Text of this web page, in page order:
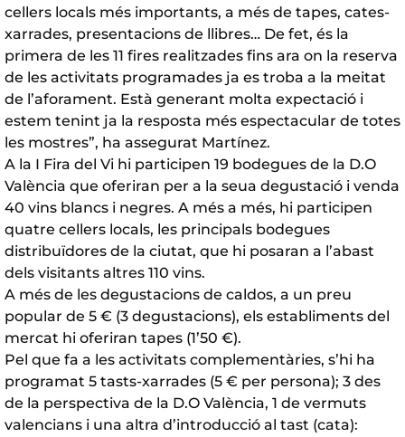
cellers locals més importants, a més de tapes, cates-
xarrades, presentacions de llibres… De fet, és la
primera de les 11 fires realitzades fins ara on la reserva
de les activitats programades ja es troba a la meitat
de l’aforament. Està generant molta expectació i
estem tenint ja la resposta més espectacular de totes
les mostres”, ha assegurat Martínez.
A la I Fira del Vi hi participen 19 bodegues de la D.O
València que oferiran per a la seua degustació i venda
40 vins blancs i negres. A més a més, hi participen
quatre cellers locals, les principals bodegues
distribuïdores de la ciutat, que hi posaran a l’abast
dels visitants altres 110 vins.
A més de les degustacions de caldos, a un preu
popular de 5 € (3 degustacions), els establiments del
mercat hi oferiran tapes (1’50 €).
Pel que fa a les activitats complementàries, s’hi ha
programat 5 tasts-xarrades (5 € per persona); 3 des
de la perspectiva de la D.O València, 1 de vermuts
valencians i una altra d’introducció al tast (cata):